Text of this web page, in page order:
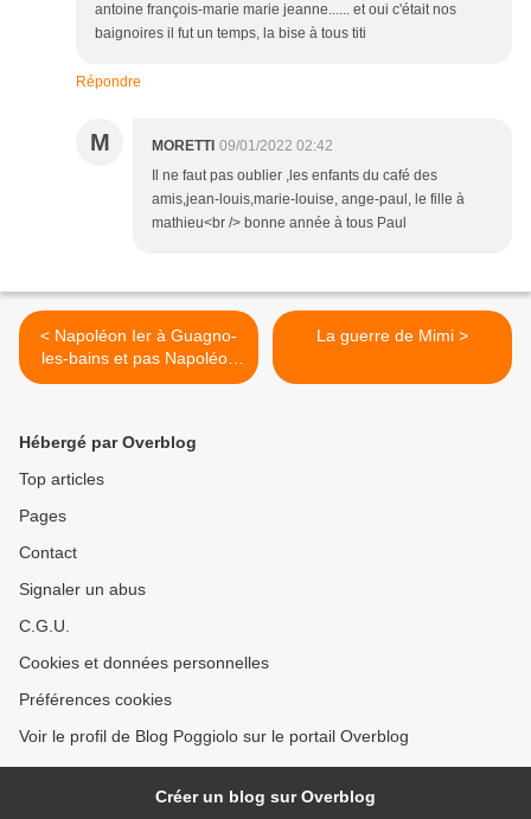
antoine françois-marie marie jeanne...... et oui c'était nos
baignoires il fut un temps, la bise à tous titi
Répondre
M MORETTI 09/01/2022 02:42
Il ne faut pas oublier ,les enfants du café des
amis,jean-louis,marie-louise, ange-paul, le fille à
mathieu<br /> bonne année à tous Paul
< Napoléon Ier à Guagno-
les-bains et pas Napoléon
III (1/2)
La guerre de Mimi >
Hébergé par Overblog
Top articles
Pages
Contact
Signaler un abus
C.G.U.
Cookies et données personnelles
Préférences cookies
Voir le profil de Blog Poggiolo sur le portail Overblog
Créer un blog sur Overblog